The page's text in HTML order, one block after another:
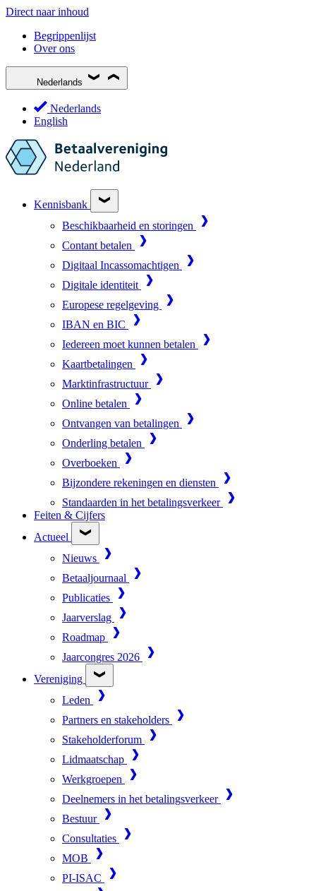
Direct naar inhoud
Begrippenlijst
Over ons
Nederlands
Nederlands
English
Kennisbank
Beschikbaarheid en storingen
Contant betalen
Digitaal Incassomachtigen
Digitale identiteit
Europese regelgeving
IBAN en BIC
Iedereen moet kunnen betalen
Kaartbetalingen
Marktinfrastructuur
Online betalen
Ontvangen van betalingen
Onderling betalen
Overboeken
Bijzondere rekeningen en diensten
Standaarden in het betalingsverkeer
Feiten & Cijfers
Actueel
Nieuws
Betaaljournaal
Publicaties
Jaarverslag
Roadmap
Jaarcongres 2026
Vereniging
Leden
Partners en stakeholders
Stakeholderforum
Lidmaatschap
Werkgroepen
Deelnemers in het betalingsverkeer
Bestuur
Consultaties
MOB
PI-ISAC